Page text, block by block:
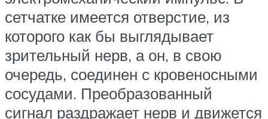
сетчатке имеется отверстие, из
которого как бы выглядывает
зрительный нерв, а он, в свою
очередь, соединен с кровеносными
сосудами. Преобразованный
сигнал раздражает нерв и движется